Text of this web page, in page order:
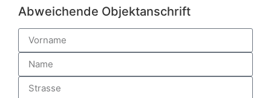
Abweichende Objektanschrift